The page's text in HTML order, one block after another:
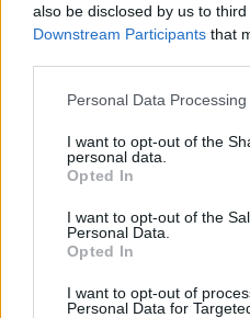
also be disclosed by us to
Downstream Participants that
Please note that this website/
not limited to your visit or
grant or deny consent to
use your data for below
consent section.
Personal Data
I want to opt-out of the
personal data.
Opted In
I want to opt-out of the
Personal Data.
Opted In
I want to opt-out of
Personal Data for
«Πραγματικά δεν το
πριν να περάσει στην
Λάιονς από πού
την Αυστραλία αυτή τη
καλές σχέσεις μαζί μου.
έρθει να με δει πολύ